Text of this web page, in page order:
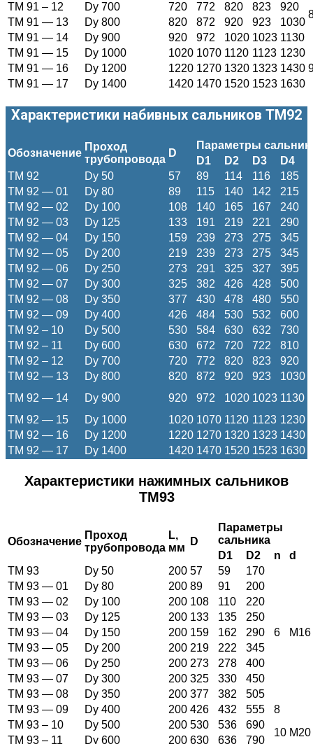
ТМ 91 – 12 Dy 700 720 772 820 823
920
ТМ 91 — 13
Dy 800 820 872 920 923
1030
ТМ 91 — 14
Dy 900 920 972 1020 1023 1130
ТМ 91 — 15
Dy 1000 1020 1070 1120 1123 1230
ТМ 91 — 16 Dy 1200 1220 1270 1320 1323 1430
ТМ 91 — 17
Dy 1400 1420 1470 1520 1523 1630
Характеристики набивных сальников ТМ92
Обозначение
Проход
трубопровода
D
Параметры
D1
D2 D3 D4
ТМ 92
Dy 50 57 89 114 116
185
ТМ 92 — 01 Dy 80 89 115 140 142
215
ТМ 92 — 02
Dy 100 108 140 165 167
240
ТМ 92 — 03
Dy 125 133 191 219 221 290
ТМ 92 — 04 Dy 150 159 239 273 275
345
ТМ 92 — 05
Dy 200 219 239 273 275
345
ТМ 92 — 06
Dy 250 273 291 325 327
395
ТМ 92 — 07
Dy 300 325 382 426 428
500
ТМ 92 — 08
Dy 350 377 430 478 480 550
ТМ 92 — 09
Dy 400 426 484 530 532 600
ТМ 92 – 10 Dy 500 530 584 630 632
730
ТМ 92 – 11
Dy 600 630 672 720 722 810
ТМ 92 – 12 Dy 700 720 772 820 823
920
ТМ 92 — 13
Dy 800 820 872 920 923
1030
ТМ 92 — 14
Dy 900 920 972 1020 1023 1130
ТМ 92 — 15
Dy 1000 1020 1070 1120 1123 1230
ТМ 92 — 16 Dy 1200 1220 1270 1320 1323 1430
ТМ 92 — 17
Dy 1400 1420 1470 1520 1523 1630
Характеристики нажимных сальников
ТМ93
Обозначение
Проход
трубопровода
L,
мм
D
Параметры
сальника
D1
D2 n
d
ТМ 93
Dy 50 200 57 59 170
6 M16
ТМ 93 — 01 Dy 80 200 89 91
200
ТМ 93 — 02
Dy 100 200 108 110
220
ТМ 93 — 03
Dy 125 200 133 135
250
ТМ 93 — 04
Dy 150 200 159 162
290
ТМ 93 — 05
Dy 200 200 219 222
345
ТМ 93 — 06
Dy 250 200 273 278
400
ТМ 93 — 07
Dy 300 200 325 330
450
ТМ 93 — 08
Dy 350 200 377 382
505
ТМ 93 — 09
Dy 400 200 426 432 555
8
M20
ТМ 93 – 10 Dy 500 200 530 536 690
10
ТМ 93 – 11 Dy 600 200 630 636 790